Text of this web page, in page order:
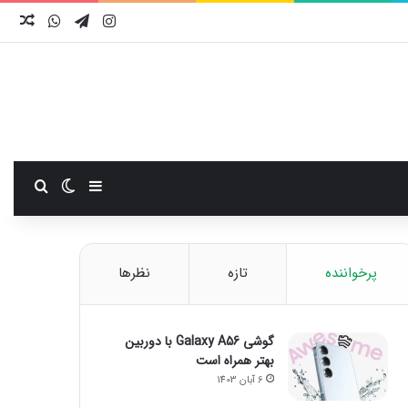
اینستاگرام
تلگرام واتس
سایدبارتغییر
پرخواننده تازه نظرها
گوشی Galaxy A56 با دوربین
بهتر همراه است
6 آبان 1403